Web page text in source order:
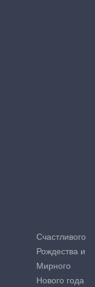
Счастливого
Рождества и
Мирного
Нового года